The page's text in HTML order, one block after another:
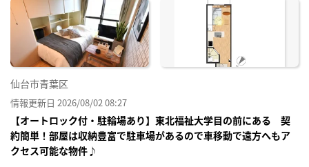
仙台市青葉区
情報更新日 2026/08/02 08:27
【オートロック付・駐輪場あり】東北福祉大学目の前にある 契
約簡単！部屋は収納豊富で駐車場があるので車移動で遠方へもア
クセス可能な物件♪